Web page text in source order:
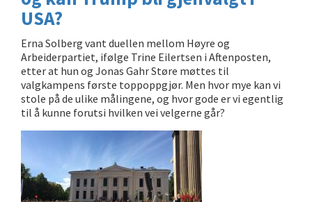
USA?
Erna Solberg vant duellen mellom Høyre og
Arbeiderpartiet, ifølge Trine Eilertsen i Aftenposten,
etter at hun og Jonas Gahr Støre møttes til
valgkampens første toppoppgjør. Men hvor mye kan vi
stole på de ulike målingene, og hvor gode er vi egentlig
til å kunne forutsi hvilken vei velgerne går?